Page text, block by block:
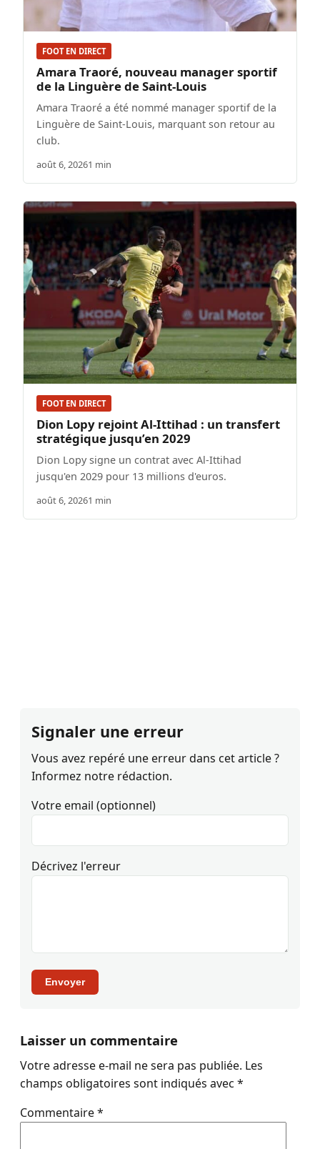
FOOT EN DIRECT
Amara Traoré, nouveau manager sportif
de la Linguère de Saint-Louis
Amara Traoré a été nommé manager sportif de la
Linguère de Saint-Louis, marquant son retour au
club.
août 6, 20261 min
FOOT EN DIRECT
Dion Lopy rejoint Al-Ittihad : un transfert
stratégique jusqu’en 2029
Dion Lopy signe un contrat avec Al-Ittihad
jusqu'en 2029 pour 13 millions d'euros.
août 6, 20261 min
Signaler une erreur
Vous avez repéré une erreur dans cet article ?
Informez notre rédaction.
Votre email (optionnel)
Décrivez l'erreur
Envoyer
Laisser un commentaire
Votre adresse e-mail ne sera pas publiée. Les
champs obligatoires sont indiqués avec *
Commentaire*